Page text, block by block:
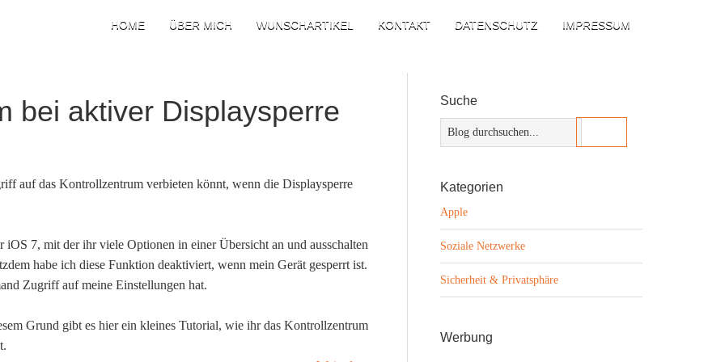
HOME ÜBER MICH WUNSCHARTIKEL KONTAKT DATENSCHUTZ IMPRESSUM
bei aktiver Displaysperre
auf das Kontrollzentrum verbieten könnt, wenn die Displaysperre
7, mit der ihr viele Optionen in einer Übersicht an und ausschalten
habe ich diese Funktion deaktiviert, wenn mein Gerät gesperrt ist.
Zugriff auf meine Einstellungen hat.
Grund gibt es hier ein kleines Tutorial, wie ihr das Kontrollzentrum
Suche
Kategorien
Apple
Soziale Netzwerke
Sicherheit & Privatsphäre
Werbung